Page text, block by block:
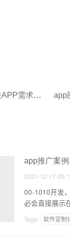
智慧养老,康养赛道升温,相关APP需求暴涨 app
app推广案
2021-12-17
00-1010开发
Tags: 软件定制